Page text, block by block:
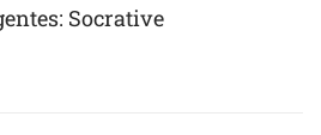
Socrative